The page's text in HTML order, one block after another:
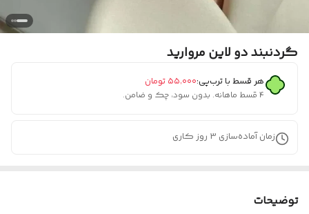
گردنبند دو لاین مروارید
هر قسط با ترب‌پی:۵۵٬۰۰۰ تومان
۴ قسط ماهانه. بدون سود، چک و ضامن.
زمان آماده‌سازی 3 روز کاری
توضیحات